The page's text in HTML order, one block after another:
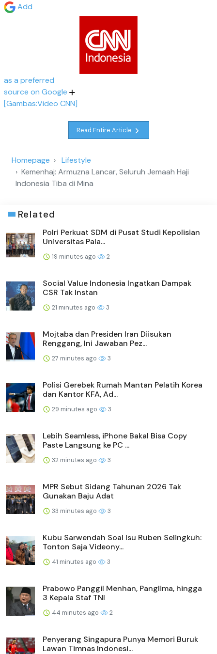
Add
as a preferred
source on Google
[Gambas:Video CNN]
Read Entire Article
Homepage
Lifestyle
Kemenhaj: Armuzna Lancar, Seluruh Jemaah Haji
Indonesia Tiba di Mina
Related
Polri Perkuat SDM di Pusat Studi Kepolisian
Universitas Pala...
19 minutes ago 2
Social Value Indonesia Ingatkan Dampak
CSR Tak Instan
21 minutes ago 3
Mojtaba dan Presiden Iran Diisukan
Renggang, Ini Jawaban Pez...
27 minutes ago 3
Polisi Gerebek Rumah Mantan Pelatih Korea
dan Kantor KFA, Ad...
29 minutes ago 3
Lebih Seamless, iPhone Bakal Bisa Copy
Paste Langsung ke PC ...
32 minutes ago 3
MPR Sebut Sidang Tahunan 2026 Tak
Gunakan Baju Adat
33 minutes ago 3
Kubu Sarwendah Soal Isu Ruben Selingkuh:
Tonton Saja Videony...
41 minutes ago 3
Prabowo Panggil Menhan, Panglima, hingga
3 Kepala Staf TNI
44 minutes ago 2
Penyerang Singapura Punya Memori Buruk
Lawan Timnas Indonesi...